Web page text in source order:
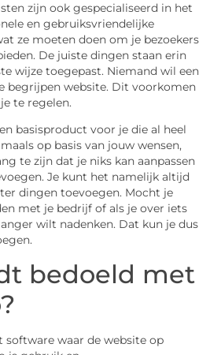
zijn ook gespecialiseerd in het
en gebruiksvriendelijke
ze moeten doen om je bezoekers
De juiste dingen staan erin
wijze toegepast. Niemand wil een
begrijpen website. Dit voorkomen
te regelen.
basisproduct voor je die al heel
op basis van jouw wensen,
te zijn dat je niks kan aanpassen
Je kunt het namelijk altijd
dingen toevoegen. Mocht je
met je bedrijf of als je over iets
wilt nadenken. Dat kun je dus
bedoeld met
software waar de website op